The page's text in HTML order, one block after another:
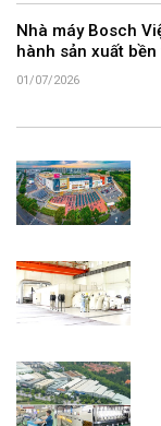
Nhà máy Bosch
hành sản xuất bền
01/07/2026